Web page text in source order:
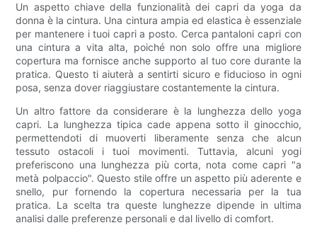
Un aspetto chiave della funzionalità dei capri da yoga da
donna è la cintura. Una cintura ampia ed elastica è essenziale
per mantenere i tuoi capri a posto. Cerca pantaloni capri con
una cintura a vita alta, poiché non solo offre una migliore
copertura ma fornisce anche supporto al tuo core durante la
pratica. Questo ti aiuterà a sentirti sicuro e fiducioso in ogni
posa, senza dover riaggiustare costantemente la cintura.
Un altro fattore da considerare è la lunghezza dello yoga
capri. La lunghezza tipica cade appena sotto il ginocchio,
permettendoti di muoverti liberamente senza che alcun
tessuto ostacoli i tuoi movimenti. Tuttavia, alcuni yogi
preferiscono una lunghezza più corta, nota come capri "a
metà polpaccio". Questo stile offre un aspetto più aderente e
snello, pur fornendo la copertura necessaria per la tua
pratica. La scelta tra queste lunghezze dipende in ultima
analisi dalle preferenze personali e dal livello di comfort.